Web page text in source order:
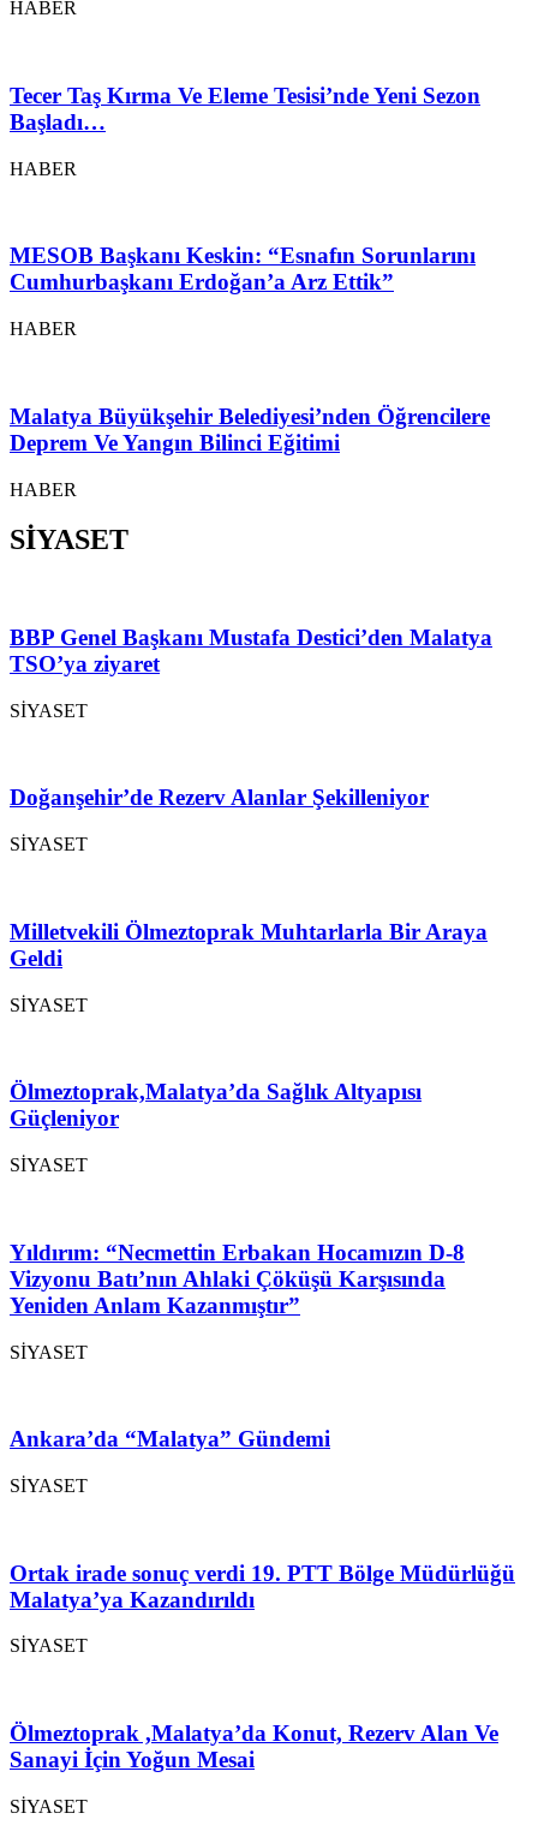
HABER
Tecer Taş Kırma Ve Eleme Tesisi’nde Yeni Sezon
Başladı…
HABER
MESOB Başkanı Keskin: “Esnafın Sorunlarını
Cumhurbaşkanı Erdoğan’a Arz Ettik”
HABER
Malatya Büyükşehir Belediyesi’nden Öğrencilere
Deprem Ve Yangın Bilinci Eğitimi
HABER
SİYASET
BBP Genel Başkanı Mustafa Destici’den Malatya
TSO’ya ziyaret
SİYASET
Doğanşehir’de Rezerv Alanlar Şekilleniyor
SİYASET
Milletvekili Ölmeztoprak Muhtarlarla Bir Araya
Geldi
SİYASET
Ölmeztoprak,Malatya’da Sağlık Altyapısı
Güçleniyor
SİYASET
Yıldırım: “Necmettin Erbakan Hocamızın D-8
Vizyonu Batı’nın Ahlaki Çöküşü Karşısında
Yeniden Anlam Kazanmıştır”
SİYASET
Ankara’da “Malatya” Gündemi
SİYASET
Ortak irade sonuç verdi 19. PTT Bölge Müdürlüğü
Malatya’ya Kazandırıldı
SİYASET
Ölmeztoprak ,Malatya’da Konut, Rezerv Alan Ve
Sanayi İçin Yoğun Mesai
SİYASET